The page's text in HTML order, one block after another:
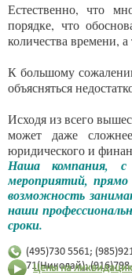
Естественно, что
порядке, что
количества времени,
К большому
объясняться
Исходя из всего
может даже
юридического и
Наша компания, с
мероприятий, прямо
возможность
наши
сроки.
(495)730 5561;
71(Николай);
Цены на